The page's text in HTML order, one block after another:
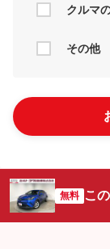
クルマ
その他
無料 こ